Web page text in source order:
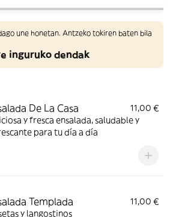
une honetan. Antzeko tokiren baten bila
inguruko dendak
De La Casa
11,00 €
y fresca ensalada, saludable y
para tu día a día
Templada
11,00 €
y langostinos